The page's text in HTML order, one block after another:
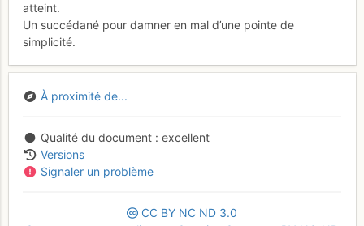
atteint.
Un succédané pour damner en mal d’une pointe de
simplicité.
À proximité de...
Qualité du document
excellent
Versions
Signaler un problème
CC BY NC ND 3.0